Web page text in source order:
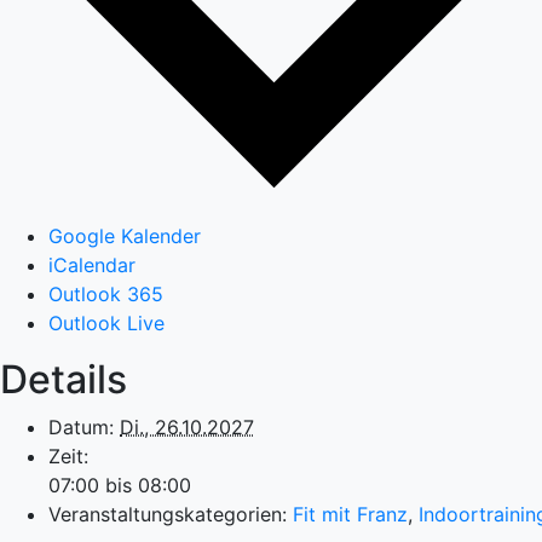
Google Kalender
iCalendar
Outlook 365
Outlook Live
Details
Datum: Di., 26.10.2027
Zeit:
07:00 bis 08:00
Veranstaltungskategorien: Fit mit Franz,